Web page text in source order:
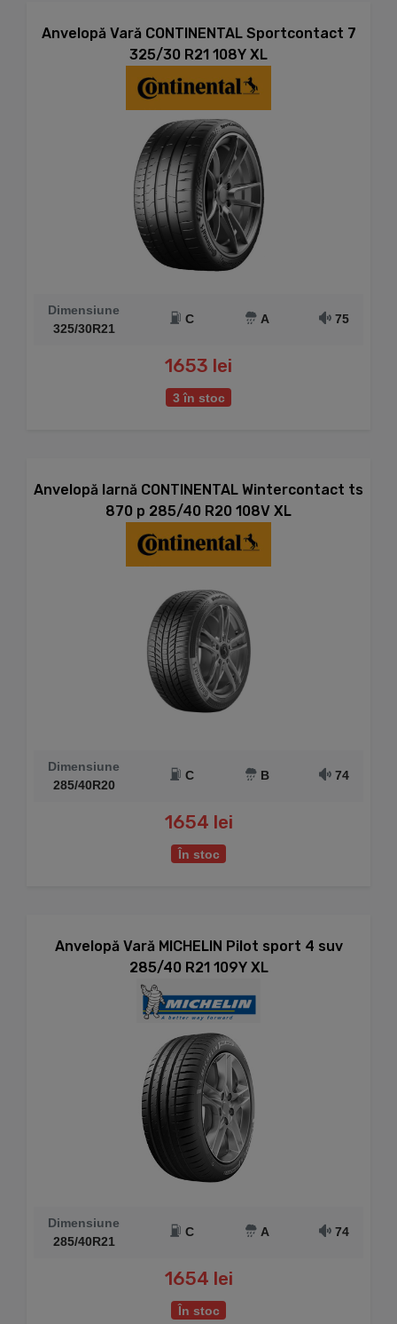
Anvelopă Vară CONTINENTAL Sportcontact 7
325/30 R21 108Y XL
Dimensiune
325/30R21
C A 75
1653 lei
3 în stoc
Anvelopă Iarnă CONTINENTAL Wintercontact ts
870 p 285/40 R20 108V XL
Dimensiune
285/40R20
C B 74
1654 lei
În stoc
Anvelopă Vară MICHELIN Pilot sport 4 suv
285/40 R21 109Y XL
Dimensiune
285/40R21
C A 74
1654 lei
În stoc